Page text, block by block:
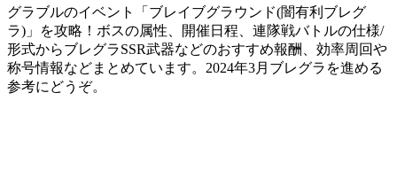
グラブルのイベント「ブレイブグラウンド(闇有利ブレグ
ラ)」を攻略！ボスの属性、開催日程、連隊戦バトルの仕様/
形式からブレグラSSR武器などのおすすめ報酬、効率周回や
称号情報などまとめています。2024年3月ブレグラを進める
参考にどうぞ。